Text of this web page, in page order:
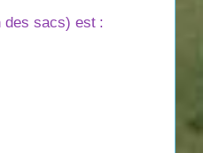
des sacs) est :